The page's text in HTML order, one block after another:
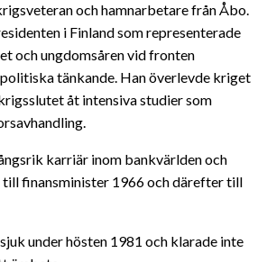
och hamnarbetare från Åbo.
i Finland som representerade
och ungdomsåren vid fronten
tänkande. Han överlevde kriget
åt intensiva studier som
karriär inom bankvärlden och
finansminister 1966 och därefter till
under hösten 1981 och klarade inte